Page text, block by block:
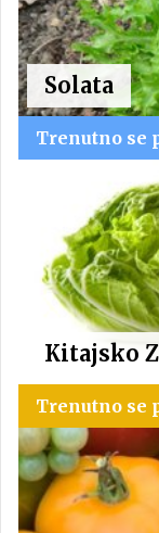
Solata
Trenutno se
Kitajsko
Trenutno se